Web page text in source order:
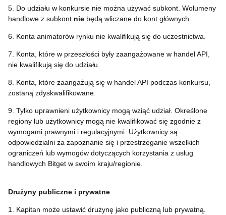
5. Do udziału w konkursie nie można używać subkont. Wolumeny
handlowe z subkont nie będą wliczane do kont głównych.
6. Konta animatorów rynku nie kwalifikują się do uczestnictwa.
7. Konta, które w przeszłości były zaangażowane w handel API,
nie kwalifikują się do udziału.
8. Konta, które zaangażują się w handel API podczas konkursu,
zostaną zdyskwalifikowane.
9. Tylko uprawnieni użytkownicy mogą wziąć udział. Określone
regiony lub użytkownicy mogą nie kwalifikować się zgodnie z
wymogami prawnymi i regulacyjnymi. Użytkownicy są
odpowiedzialni za zapoznanie się i przestrzeganie wszelkich
ograniczeń lub wymogów dotyczących korzystania z usług
handlowych Bitget w swoim kraju/regionie.
Drużyny publiczne i prywatne
1. Kapitan może ustawić drużynę jako publiczną lub prywatną.